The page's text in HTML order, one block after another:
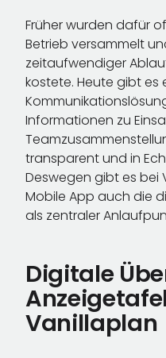
Früher wurden dafür
Betrieb versammelt
zeitaufwendiger
kostete. Heute gibt es
Informationen zu
transparent und in
Deswegen gibt es bei
Mobile App auch die
als zentraler
Digitale
Vanillaplan